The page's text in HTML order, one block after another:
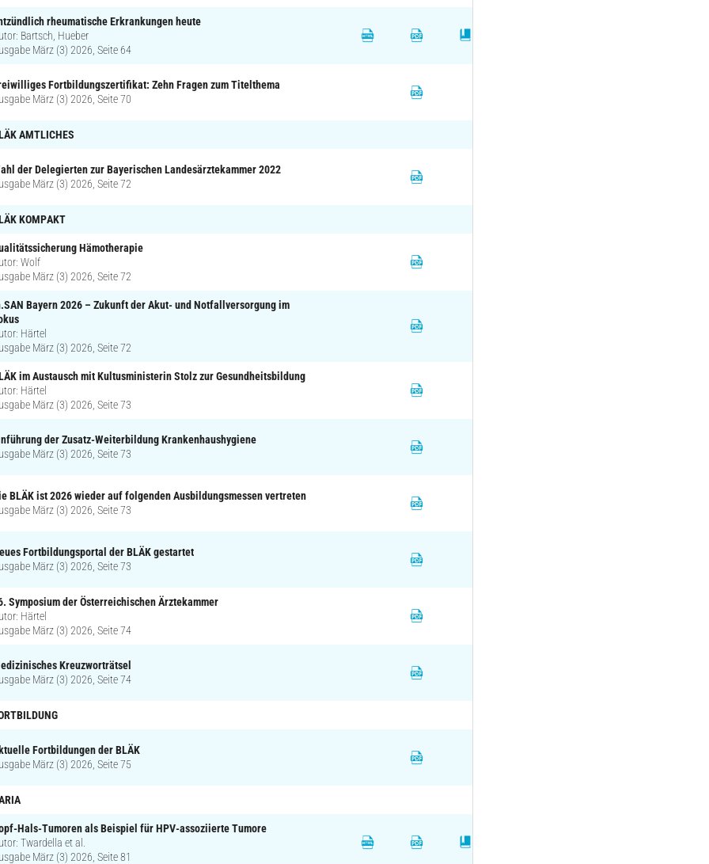
rheumatische Erkrankungen heute
Bartsch, Hueber
März (3) 2026, Seite 64
Fortbildungszertifikat: Zehn Fragen zum Titelthema
März (3) 2026, Seite 70
AMTLICHES
der Delegierten zur Bayerischen Landesärztekammer 2022
März (3) 2026, Seite 72
KOMPAKT
Hämotherapie
Wolf
März (3) 2026, Seite 72
Bayern 2026 – Zukunft der Akut- und Notfallversorgung im
Härtel
März (3) 2026, Seite 72
im Austausch mit Kultusministerin Stolz zur Gesundheitsbildung
Härtel
März (3) 2026, Seite 73
der Zusatz-Weiterbildung Krankenhaushygiene
März (3) 2026, Seite 73
BLÄK ist 2026 wieder auf folgenden Ausbildungsmessen vertreten
März (3) 2026, Seite 73
Fortbildungsportal der BLÄK gestartet
März (3) 2026, Seite 73
Symposium der Österreichischen Ärztekammer
Härtel
März (3) 2026, Seite 74
Kreuzworträtsel
März (3) 2026, Seite 74
Fortbildungen der BLÄK
März (3) 2026, Seite 75
Hals-Tumoren als Beispiel für HPV-assoziierte Tumore
Twardella et al.
März (3) 2026, Seite 81